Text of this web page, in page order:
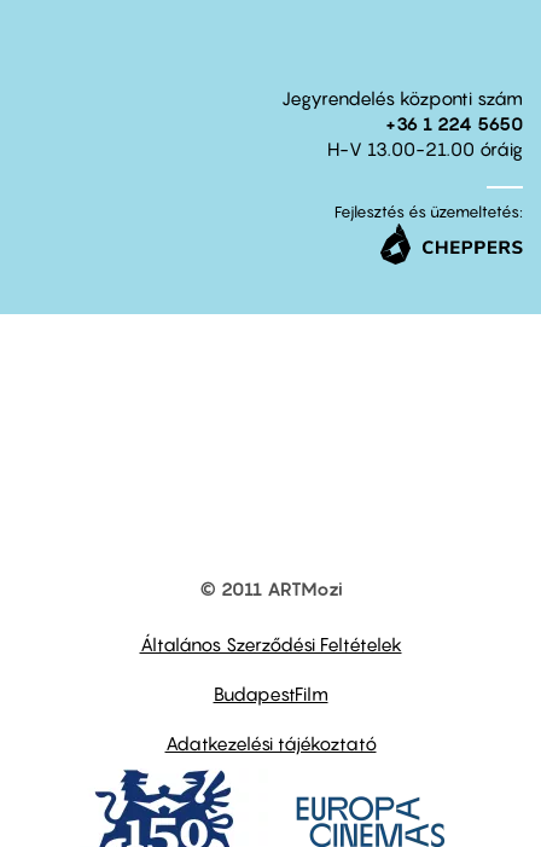
Jegyrendelés központi szám
+36 1 224 5650
H-V 13.00-21.00 óráig
Fejlesztés és üzemeltetés:
© 2011 ARTMozi
Általános Szerződési Feltételek
BudapestFilm
Adatkezelési tájékoztató